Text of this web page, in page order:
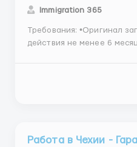
Immigration 365
Требования: •Оригинал загранпаспорта (со сроком
действия не менее 6
паспорта (1 стр.+
Работа в Чехии -